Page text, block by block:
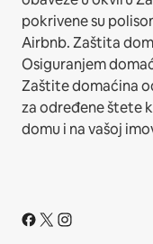
pokrivene su
Airbnb. Zaštita
Osiguranjem
Zaštite domaćina
za određene štete
domu i na vašoj